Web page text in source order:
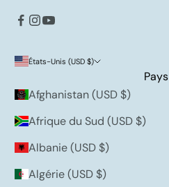
États-Unis (USD $)
Pays
Afghanistan (USD $)
Afrique du Sud (USD $)
Albanie (USD $)
Algérie (USD $)